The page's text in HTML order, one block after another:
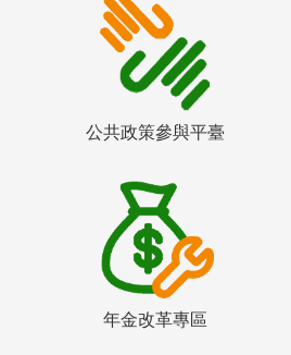
公共政策參與平臺
年金改革專區